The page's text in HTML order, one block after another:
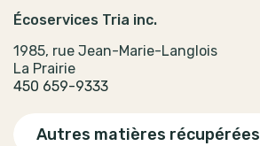
Écoservices Tria inc.
1985, rue Jean-Marie-Langlois
La Prairie
450 659-9333
Autres matières récupérées